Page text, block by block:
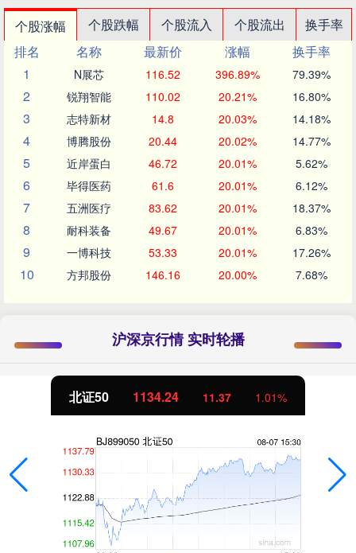
个股涨幅 个股跌幅 个股流入 个股流出
换手率
排名
名称 最新价 涨幅
换手率
1
N展芯 116.52 396.89% 79.39%
2 锐翔智能 110.02 20.21% 16.80%
3 志特新材 14.8 20.03% 14.18%
4 博腾股份 20.44 20.02% 14.77%
5 近岸蛋白 46.72 20.01% 5.62%
6 毕得医药 61.6 20.01% 6.12%
7 五洲医疗 83.62 20.01% 18.37%
8 耐科装备 49.67 20.01% 6.83%
9 一博科技 53.33 20.01% 17.26%
10 方邦股份 146.16 20.00% 7.68%
沪深京行情 实时轮播
北证50 1134.24 11.37 1.01%